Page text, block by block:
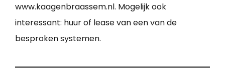
www.kaagenbraassem.nl. Mogelijk ook
interessant: huur of lease van een van de
besproken systemen.